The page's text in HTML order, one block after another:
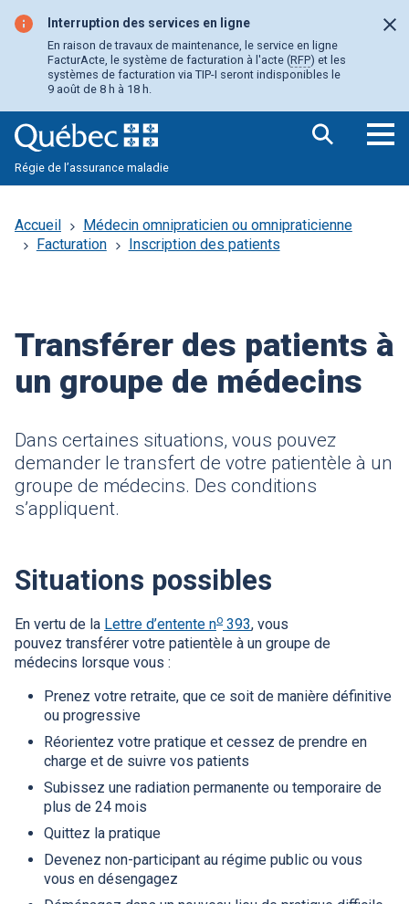
contenu
principal
Interruption des services en ligne
En raison de travaux de maintenance, le service en ligne
FacturActe, le système de facturation à l'acte (RFP) et les
systèmes de facturation via TIP-I seront indisponibles le
9 août de 8 h à 18 h.
Régie de l’assurance maladie
Accueil
Médecin omnipraticien ou omnipraticienne
Facturation
Inscription des patients
Transférer des patients à
un groupe de médecins
Dans certaines situations, vous pouvez
demander le transfert de votre patientèle à un
groupe de médecins. Des conditions
s’appliquent.
Situations possibles
En vertu de la Lettre d’entente no 393, vous
pouvez transférer votre patientèle à un groupe de
médecins lorsque vous :
Prenez votre retraite, que ce soit de manière définitive
ou progressive
Réorientez votre pratique et cessez de prendre en
charge et de suivre vos patients
Subissez une radiation permanente ou temporaire de
plus de 24 mois
Quittez la pratique
Devenez non-participant au régime public ou vous
vous en désengagez